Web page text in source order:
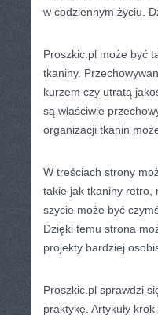
w codziennym życiu.
Proszkic.pl może być
tkaniny.
kurzem czy utratą
są właściwie
organizacji tkanin
W treściach strony
takie jak tkaniny retro,
szycie może być
Dzięki temu strona
projekty bardziej
Proszkic.pl sprawdzi
praktykę. Artykuły